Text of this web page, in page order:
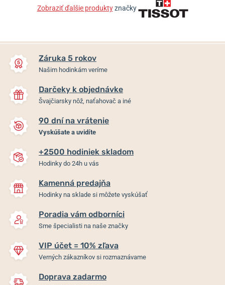
Zobraziť ďalšie produktyznačky
Záruka 5 rokov
Našim hodinkám veríme
Darčeky k objednávke
Švajčiarsky nôž, naťahovač a iné
90 dní na vrátenie
Vyskúšate a uvidíte
+2500 hodiniek skladom
Hodinky do 24h u vás
Kamenná predajňa
Hodinky na sklade si môžete vyskúšať
Poradia vám odborníci
Sme špecialisti na naše značky
VIP účet = 10% zľava
Verných zákazníkov si rozmaznávame
Doprava zadarmo